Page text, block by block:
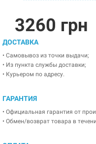
3260 грн
ДОСТАВКА
• Самовывоз из точки выдачи;
• Из пункта службы доставки;
• Курьером по адресу.
ГАРАНТИЯ
• Официальная гарантия от
• Обмен/возврат товара в